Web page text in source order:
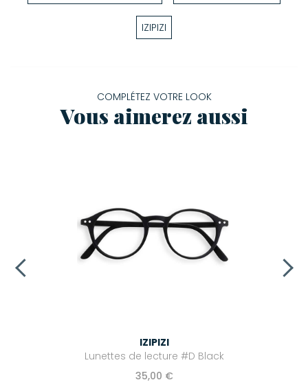
IZIPIZI
COMPLÉTEZ VOTRE LOOK
Vous aimerez aussi
IZIPIZI
Lunettes de lecture #D Black
35,00 €